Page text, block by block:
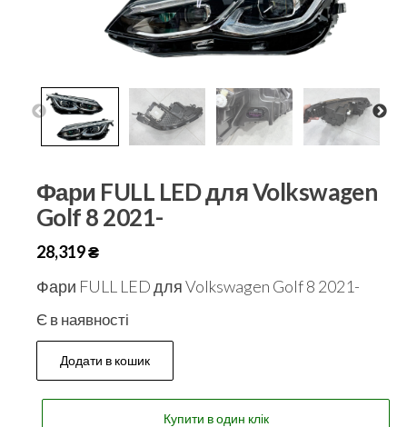
Фари FULL LED для Volkswagen
Golf 8 2021-
28,319₴
Фари FULL LED для Volkswagen Golf 8 2021-
Є в наявності
Додати в кошик
Купити в один клік